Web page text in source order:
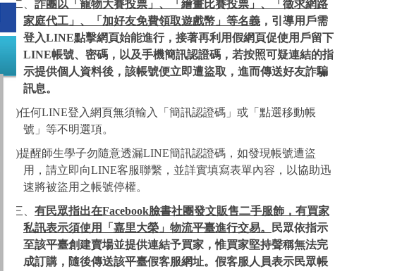
二、 詐團以「寵物大賽投票」、「繪畫比賽投票」、「徵求網路
家庭代工」、「加好友免費領取遊戲幣」等名義 ，引導用戶需
登入LINE點擊網頁始能進行，接著再利用假網頁促使用戶留下
LINE帳號、密碼，以及手機簡訊認證碼，若按照可疑連結的指
示提供個人資料後，該帳號便立即遭盜取，進而傳送好友詐騙
訊息。
一)任何LINE登入網頁無須輸入「簡訊認證碼」或「點選移動帳
號」等不明選項。
二)提醒師生學子勿隨意透漏LINE簡訊認證碼，如發現帳號遭盜
用，請立即向LINE客服聯繫，並詳實填寫表單內容，以協助迅
速將被盜用之帳號停權。
三、 有民眾指出在Facebook臉書社團發文販售二手服飾，有買家
私訊表示須使用「嘉里大榮」物流平臺進行交易。
民眾依指示
至該平臺創建賣場並提供連結予買家，惟買家堅持聲稱無法完
成訂購，隨後傳送該平臺假客服網址。假客服人員表示民眾帳